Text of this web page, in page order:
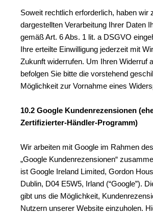
Soweit rechtlich erforderlich, haben wir
dargestellten Verarbeitung Ihrer Daten
gemäß Art. 6 Abs. 1 lit. a DSGVO
Ihre erteilte Einwilligung jederzeit mit
Zukunft widerrufen. Um Ihren Widerruf
befolgen Sie bitte die vorstehend
Möglichkeit zur Vornahme eines
10.2 Google Kundenrezensionen
Zertifizierter-Händler-Programm)
Wir arbeiten mit Google im Rahmen
„Google Kundenrezensionen“
ist Google Ireland Limited, Gordon
Dublin, D04 E5W5, Irland (“Google”).
gibt uns die Möglichkeit,
Nutzern unserer Website einzuholen.